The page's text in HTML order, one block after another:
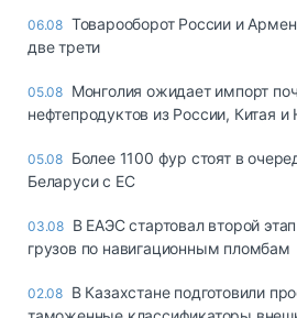
06.08 Товарооборот России и
две трети
05.08 Монголия ожидает импорт
нефтепродуктов из России, Китая
05.08 Более 1100 фур стоят в
Беларуси с ЕС
03.08 В ЕАЭС стартовал второй
грузов по навигационным пломбам
02.08 В Казахстане подготовили